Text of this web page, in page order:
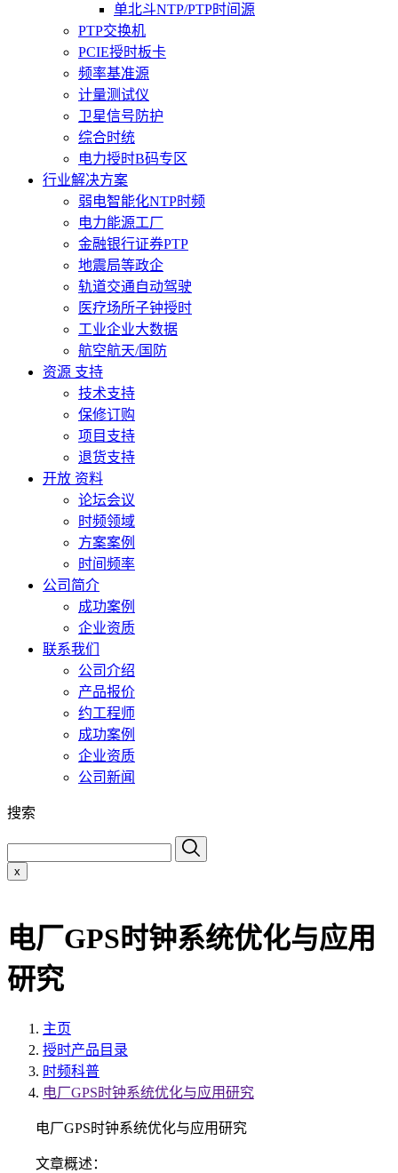
单北斗NTP/PTP时间源
PTP交换机
PCIE授时板卡
频率基准源
计量测试仪
卫星信号防护
综合时统
电力授时B码专区
行业解决方案
弱电智能化NTP时频
电力能源工厂
金融银行证券PTP
地震局等政企
轨道交通自动驾驶
医疗场所子钟授时
工业企业大数据
航空航天/国防
资源 支持
技术支持
保修订购
项目支持
退货支持
开放 资料
论坛会议
时频领域
方案案例
时间频率
公司简介
成功案例
企业资质
联系我们
公司介绍
产品报价
约工程师
成功案例
企业资质
公司新闻
搜索
x
电厂GPS时钟系统优化与应用
研究
主页
授时产品目录
时频科普
电厂GPS时钟系统优化与应用研究
电厂GPS时钟系统优化与应用研究
文章概述：